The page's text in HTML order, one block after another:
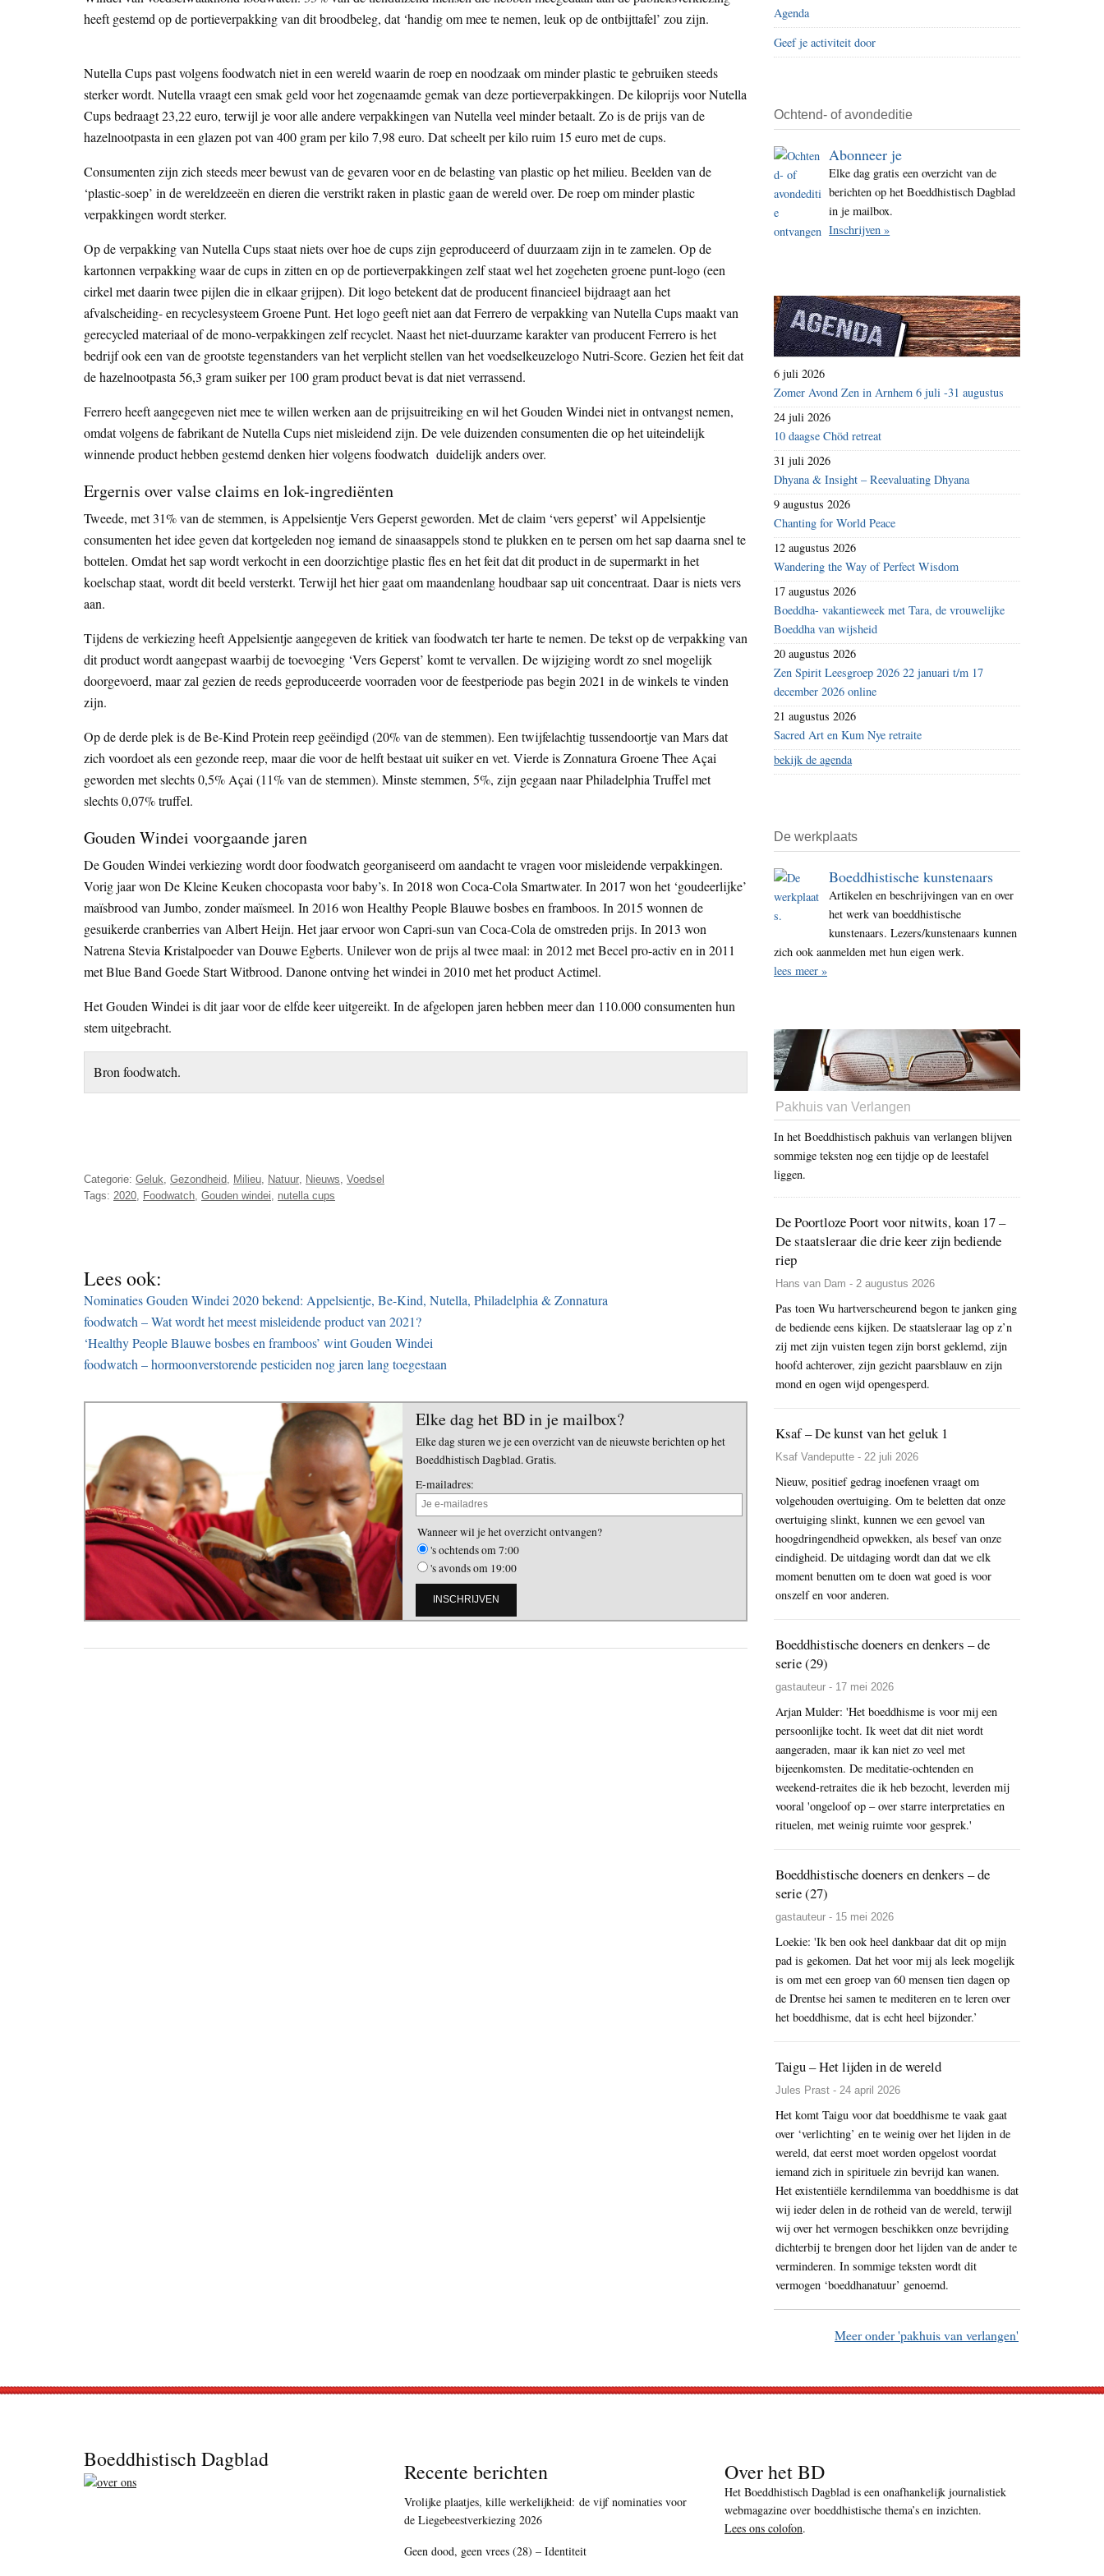
i
t
e
heeft gestemd op de portieverpakking van dit broodbeleg, dat ‘handig om mee te nemen, leuk op de ontbijttafel’ zou zijn.
Nutella Cups past volgens foodwatch niet in een wereld waarin de roep en noodzaak om minder plastic te gebruiken steeds
sterker wordt. Nutella vraagt een smak geld voor het zogenaamde gemak van deze portieverpakkingen. De kiloprijs voor Nutella
Cups bedraagt 23,22 euro, terwijl je voor alle andere verpakkingen van Nutella veel minder betaalt. Zo is de prijs van de
hazelnootpasta in een glazen pot van 400 gram per kilo 7,98 euro. Dat scheelt per kilo ruim 15 euro met de cups.
Consumenten zijn zich steeds meer bewust van de gevaren voor en de belasting van plastic op het milieu. Beelden van de
‘plastic-soep’ in de wereldzeeën en dieren die verstrikt raken in plastic gaan de wereld over. De roep om minder plastic
verpakkingen wordt sterker.
Op de verpakking van Nutella Cups staat niets over hoe de cups zijn geproduceerd of duurzaam zijn in te zamelen. Op de
kartonnen verpakking waar de cups in zitten en op de portieverpakkingen zelf staat wel het zogeheten groene punt-logo (een
cirkel met daarin twee pijlen die in elkaar grijpen). Dit logo betekent dat de producent financieel bijdraagt aan het
afvalscheiding- en recyclesysteem Groene Punt. Het logo geeft niet aan dat Ferrero de verpakking van Nutella Cups maakt van
gerecycled materiaal of de mono-verpakkingen zelf recyclet. Naast het niet-duurzame karakter van producent Ferrero is het
bedrijf ook een van de grootste tegenstanders van het verplicht stellen van het voedselkeuzelogo Nutri-Score. Gezien het feit dat
de hazelnootpasta 56,3 gram suiker per 100 gram product bevat is dat niet verrassend.
Ferrero heeft aangegeven niet mee te willen werken aan de prijsuitreiking en wil het Gouden Windei niet in ontvangst nemen,
omdat volgens de fabrikant de Nutella Cups niet misleidend zijn. De vele duizenden consumenten die op het uiteindelijk
winnende product hebben gestemd denken hier volgens foodwatch duidelijk anders over.
Ergernis over valse claims en lok-ingrediënten
Tweede, met 31% van de stemmen, is Appelsientje Vers Geperst geworden. Met de claim ‘vers geperst’ wil Appelsientje
consumenten het idee geven dat kortgeleden nog iemand de sinaasappels stond te plukken en te persen om het sap daarna snel te
bottelen. Omdat het sap wordt verkocht in een doorzichtige plastic fles en het feit dat dit product in de supermarkt in het
koelschap staat, wordt dit beeld versterkt. Terwijl het hier gaat om maandenlang houdbaar sap uit concentraat. Daar is niets vers
aan.
Tijdens de verkiezing heeft Appelsientje aangegeven de kritiek van foodwatch ter harte te nemen. De tekst op de verpakking van
dit product wordt aangepast waarbij de toevoeging ‘Vers Geperst’ komt te vervallen. De wijziging wordt zo snel mogelijk
doorgevoerd, maar zal gezien de reeds geproduceerde voorraden voor de feestperiode pas begin 2021 in de winkels te vinden
zijn.
Op de derde plek is de Be-Kind Protein reep geëindigd (20% van de stemmen). Een twijfelachtig tussendoortje van Mars dat
zich voordoet als een gezonde reep, maar die voor de helft bestaat uit suiker en vet. Vierde is Zonnatura Groene Thee Açai
geworden met slechts 0,5% Açai (11% van de stemmen). Minste stemmen, 5%, zijn gegaan naar Philadelphia Truffel met
slechts 0,07% truffel.
Gouden Windei voorgaande jaren
De Gouden Windei verkiezing wordt door foodwatch georganiseerd om aandacht te vragen voor misleidende verpakkingen.
Vorig jaar won De Kleine Keuken chocopasta voor baby’s. In 2018 won Coca-Cola Smartwater. In 2017 won het ‘goudeerlijke’
maïsbrood van Jumbo, zonder maïsmeel. In 2016 won Healthy People Blauwe bosbes en framboos. In 2015 wonnen de
gesuikerde cranberries van Albert Heijn. Het jaar ervoor won Capri-sun van Coca-Cola de omstreden prijs. In 2013 won
Natrena Stevia Kristalpoeder van Douwe Egberts. Unilever won de prijs al twee maal: in 2012 met Becel pro-activ en in 2011
met Blue Band Goede Start Witbrood. Danone ontving het windei in 2010 met het product Actimel.
Het Gouden Windei is dit jaar voor de elfde keer uitgereikt. In de afgelopen jaren hebben meer dan 110.000 consumenten hun
stem uitgebracht.
Bron foodwatch.
Categorie: Geluk Gezondheid Milieu Natuur Nieuws Voedsel
Tags: 2020 Foodwatch Gouden windei nutella cups
Lees ook:
Nominaties Gouden Windei 2020 bekend: Appelsientje, Be-Kind, Nutella, Philadelphia & Zonnatura
foodwatch – Wat wordt het meest misleidende product van 2021?
‘Healthy People Blauwe bosbes en framboos’ wint Gouden Windei
foodwatch – hormoonverstorende pesticiden nog jaren lang toegestaan
Elke dag het BD in je mailbox?
Elke dag sturen we je een overzicht van de nieuwste berichten op het
Boeddhistisch Dagblad. Gratis.
E-mailadres:
Wanneer wil je het overzicht ontvangen?
's ochtends om 7:00
's avonds om 19:00
Agenda
Geef je activiteit door
Ochtend- of avondeditie
Abonneer je
Elke dag gratis een overzicht van de
berichten op het Boeddhistisch Dagblad
in je mailbox.
Inschrijven »
6 juli 2026
Zomer Avond Zen in Arnhem 6 juli -31 augustus
24 juli 2026
10 daagse Chöd retreat
31 juli 2026
Dhyana & Insight – Reevaluating Dhyana
9 augustus 2026
Chanting for World Peace
12 augustus 2026
Wandering the Way of Perfect Wisdom
17 augustus 2026
Boeddha- vakantieweek met Tara, de vrouwelijke
Boeddha van wijsheid
20 augustus 2026
Zen Spirit Leesgroep 2026 22 januari t/m 17
december 2026 online
21 augustus 2026
Sacred Art en Kum Nye retraite
bekijk de agenda
De werkplaats
Boeddhistische kunstenaars
Artikelen en beschrijvingen van en over
het werk van boeddhistische
kunstenaars. Lezers/kunstenaars kunnen
zich ook aanmelden met hun eigen werk.
lees meer »
Pakhuis van Verlangen
In het Boeddhistisch pakhuis van verlangen blijven
sommige teksten nog een tijdje op de leestafel
liggen.
De Poortloze Poort voor nitwits, koan 17 –
De staatsleraar die drie keer zijn bediende
riep
Hans van Dam - 2 augustus 2026
Pas toen Wu hartverscheurend begon te janken ging
de bediende eens kijken. De staatsleraar lag op z’n
zij met zijn vuisten tegen zijn borst geklemd, zijn
hoofd achterover, zijn gezicht paarsblauw en zijn
mond en ogen wijd opengesperd.
Ksaf – De kunst van het geluk 1
Ksaf Vandeputte - 22 juli 2026
Nieuw, positief gedrag inoefenen vraagt om
volgehouden overtuiging. Om te beletten dat onze
overtuiging slinkt, kunnen we een gevoel van
hoogdringendheid opwekken, als besef van onze
eindigheid. De uitdaging wordt dan dat we elk
moment benutten om te doen wat goed is voor
onszelf en voor anderen.
Boeddhistische doeners en denkers – de
serie (29)
gastauteur - 17 mei 2026
Arjan Mulder: 'Het boeddhisme is voor mij een
persoonlijke tocht. Ik weet dat dit niet wordt
aangeraden, maar ik kan niet zo veel met
bijeenkomsten. De meditatie-ochtenden en
weekend-retraites die ik heb bezocht, leverden mij
vooral 'ongeloof op – over starre interpretaties en
rituelen, met weinig ruimte voor gesprek.'
Boeddhistische doeners en denkers – de
serie (27)
gastauteur - 15 mei 2026
Loekie: 'Ik ben ook heel dankbaar dat dit op mijn
pad is gekomen. Dat het voor mij als leek mogelijk
is om met een groep van 60 mensen tien dagen op
de Drentse hei samen te mediteren en te leren over
het boeddhisme, dat is echt heel bijzonder.’
Taigu – Het lijden in de wereld
Jules Prast - 24 april 2026
Het komt Taigu voor dat boeddhisme te vaak gaat
over ‘verlichting’ en te weinig over het lijden in de
wereld, dat eerst moet worden opgelost voordat
iemand zich in spirituele zin bevrijd kan wanen.
Het existentiële kerndilemma van boeddhisme is dat
wij ieder delen in de rotheid van de wereld, terwijl
wij over het vermogen beschikken onze bevrijding
dichterbij te brengen door het lijden van de ander te
verminderen. In sommige teksten wordt dit
vermogen ‘boeddhanatuur’ genoemd.
Meer onder 'pakhuis van verlangen'
Boeddhistisch Dagblad Recente berichten
Vrolijke plaatjes, kille werkelijkheid: de vijf nominaties voor
de Liegebeestverkiezing 2026
Geen dood, geen vrees (28) – Identiteit
Over het BD
Het Boeddhistisch Dagblad is een onafhankelijk journalistiek
webmagazine over boeddhistische thema’s en inzichten.
Lees ons colofon.